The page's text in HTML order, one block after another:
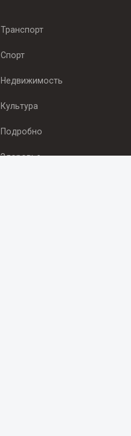
Транспорт
Спорт
Недвижимость
Культура
Подробно
Здоровье